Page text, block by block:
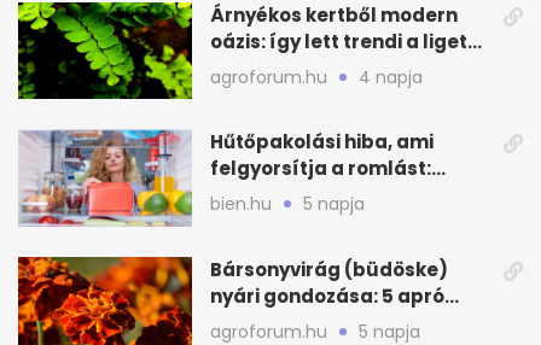
Árnyékos kertből modern
oázis: így lett trendi a ligetes
zöld
agroforum.hu 4 napja
Hűtőpakolási hiba, ami
felgyorsítja a romlást:
zónákra figyelj
bien.hu 5 napja
Bársonyvirág (büdöske)
nyári gondozása: 5 apró
lépés a dús virágzásért
agroforum.hu 5 napja